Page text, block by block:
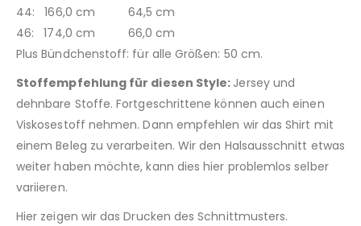
44: 166,0 cm 64,5 cm
46: 174,0 cm 66,0 cm
Plus Bündchenstoff: für alle Größen: 50 cm.
Stoffempfehlung für diesen Style: Jersey und
dehnbare Stoffe. Fortgeschrittene können auch einen
Viskosestoff nehmen. Dann empfehlen wir das Shirt mit
einem Beleg zu verarbeiten. Wir den Halsausschnitt etwas
weiter haben möchte, kann dies hier problemlos selber
variieren.
Hier zeigen wir das Drucken des Schnittmusters.